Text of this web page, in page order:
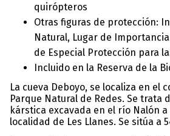
quirópteros
Otras figuras de protección:
Natural, Lugar de
de Especial Protección para
Incluido en la Reserva de la
La cueva Deboyo, se localiza en el
Parque Natural de Redes. Se trata
kárstica excavada en el río Nalón
localidad de Les Llanes. Se sitúa a